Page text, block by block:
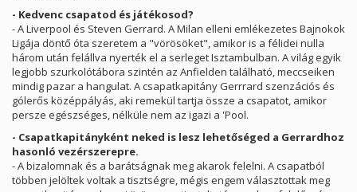
- Kedvenc csapatod és játékosod?
- A Liverpool és Steven Gerrard. A Milan elleni emlékezetes Bajnokok
Ligája döntő óta szeretem a "vörösöket", amikor is a félidei nulla
három után felállva nyerték el a serleget Isztambulban. A világ egyik
legjobb szurkolótábora szintén az Anfielden található, meccseiken
mindig pazar a hangulat. A csapatkapitány Gerrrard szenzációs és
gólerős középpályás, aki remekül tartja össze a csapatot, amikor
persze egészséges, nélküle nem az igazi a 'Pool.
- Csapatkapitányként neked is lesz lehetőséged a Gerrardhoz
hasonló vezérszerepre.
- A bizalomnak és a barátságnak meg akarok felelni. A csapatból
többen jelöltek voltak a tisztségre, mégis engem választottak meg